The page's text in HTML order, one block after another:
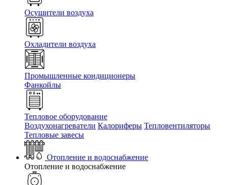
Осушители воздуха
Охладители воздуха
Промышленные кондиционеры
Фанкойлы
Тепловое оборудование
Воздухонагреватели Калориферы Тепловентиляторы
Тепловые завесы
Отопление и водоснабжение
Отопление и водоснабжение